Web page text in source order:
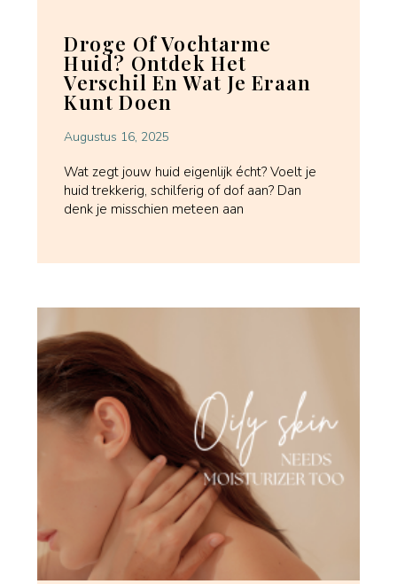
Droge Of Vochtarme
Huid? Ontdek Het
Verschil En Wat Je Eraan
Kunt Doen
Augustus 16, 2025
Wat zegt jouw huid eigenlijk écht? Voelt je
huid trekkerig, schilferig of dof aan? Dan
denk je misschien meteen aan